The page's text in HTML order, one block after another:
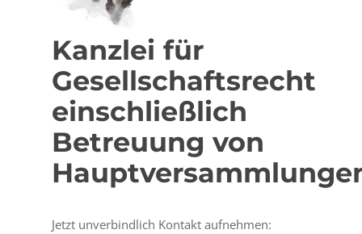
Kanzlei für
Gesellschaftsrecht
einschließlich
Betreuung von
Jetzt unverbindlich Kontakt aufnehmen: